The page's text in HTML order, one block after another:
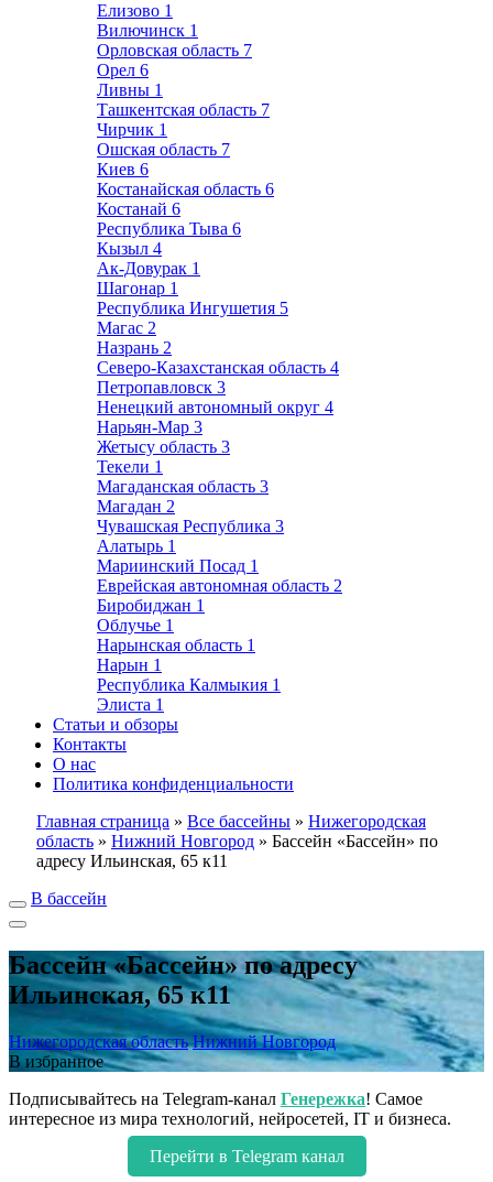
Елизово 1
Вилючинск 1
Орловская область 7
Орел 6
Ливны 1
Ташкентская область 7
Чирчик 1
Ошская область 7
Киев 6
Костанайская область 6
Костанай 6
Республика Тыва 6
Кызыл 4
Ак-Довурак 1
Шагонар 1
Республика Ингушетия 5
Магас 2
Назрань 2
Северо-Казахстанская область 4
Петропавловск 3
Ненецкий автономный округ 4
Нарьян-Мар 3
Жетысу область 3
Текели 1
Магаданская область 3
Магадан 2
Чувашская Республика 3
Алатырь 1
Мариинский Посад 1
Еврейская автономная область 2
Биробиджан 1
Облучье 1
Нарынская область 1
Нарын 1
Республика Калмыкия 1
Элиста 1
Статьи и обзоры
Контакты
О нас
Политика конфиденциальности
Главная страница » Все бассейны » Нижегородская
область » Нижний Новгород » Бассейн «Бассейн» по
адресу Ильинская, 65 к11
В бассейн
Бассейн «Бассейн» по адресу
Ильинская, 65 к11
Нижегородская область Нижний Новгород
В избранное
Подписывайтесь на Telegram-канал Генережка! Самое
интересное из мира технологий, нейросетей, IT и бизнеса.
Перейти в Telegram канал